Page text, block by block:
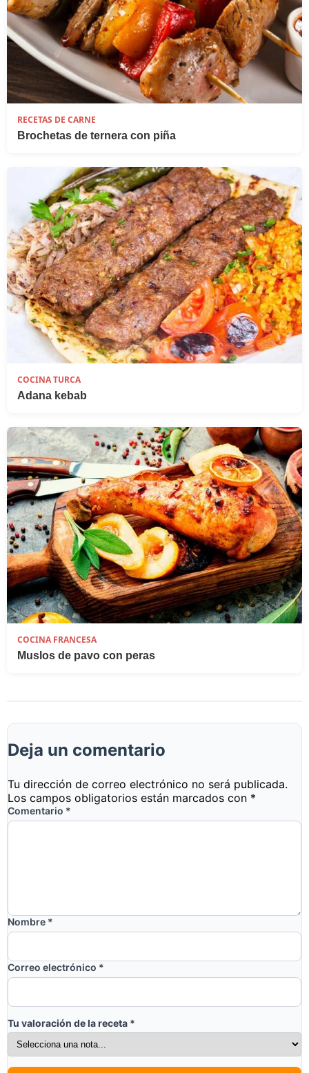
RECETAS DE CARNE
Brochetas de ternera con piña
COCINA TURCA
Adana kebab
COCINA FRANCESA
Muslos de pavo con peras
Deja un comentario
Tu dirección de correo electrónico no será publicada.
Los campos obligatorios están marcados con *
Comentario *
Nombre *
Correo electrónico *
Tu valoración de la receta *